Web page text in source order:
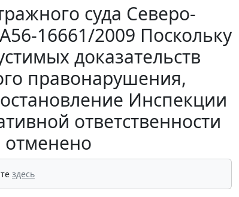
суда Северо-
16661/2009 Поскольку
доказательств
правонарушения,
Инспекции
ответственности
здесь